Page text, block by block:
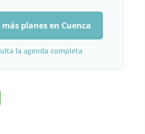
planes en Cuenca
la agenda completa
W